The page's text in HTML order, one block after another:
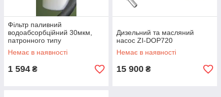
Фільтр паливний
водоабсорбційний 30мкм,
патронного типу
Немає в наявності
1 594 ₴
Дизельний та масляний
насос ZI-DOP720
Немає в наявності
15 900 ₴